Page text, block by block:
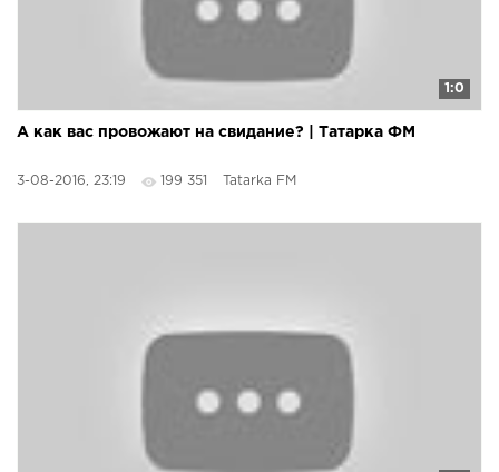
1:0
А как вас провожают на свидание? | Татарка ФМ
3-08-2016, 23:19 199 351 Tatarka FM